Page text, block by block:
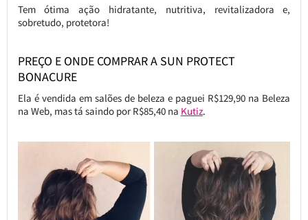
Tem ótima ação hidratante, nutritiva, revitalizadora e,
sobretudo, protetora!
PREÇO E ONDE COMPRAR A SUN PROTECT
BONACURE
Ela é vendida em salões de beleza e paguei R$129,90 na Beleza
na Web, mas tá saindo por R$85,40 na Kutiz.